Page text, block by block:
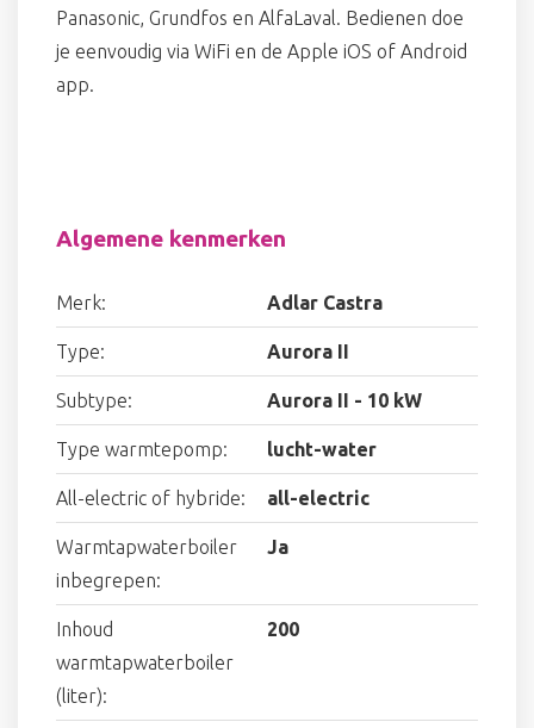
Panasonic, Grundfos en AlfaLaval. Bedienen doe
je eenvoudig via WiFi en de Apple iOS of Android
app.
Algemene kenmerken
Merk: Adlar Castra
Type: Aurora II
Subtype: Aurora II - 10 kW
Type warmtepomp: lucht-water
All-electric of hybride: all-electric
Warmtapwaterboiler
inbegrepen:
Ja
Inhoud
warmtapwaterboiler
(liter):
200